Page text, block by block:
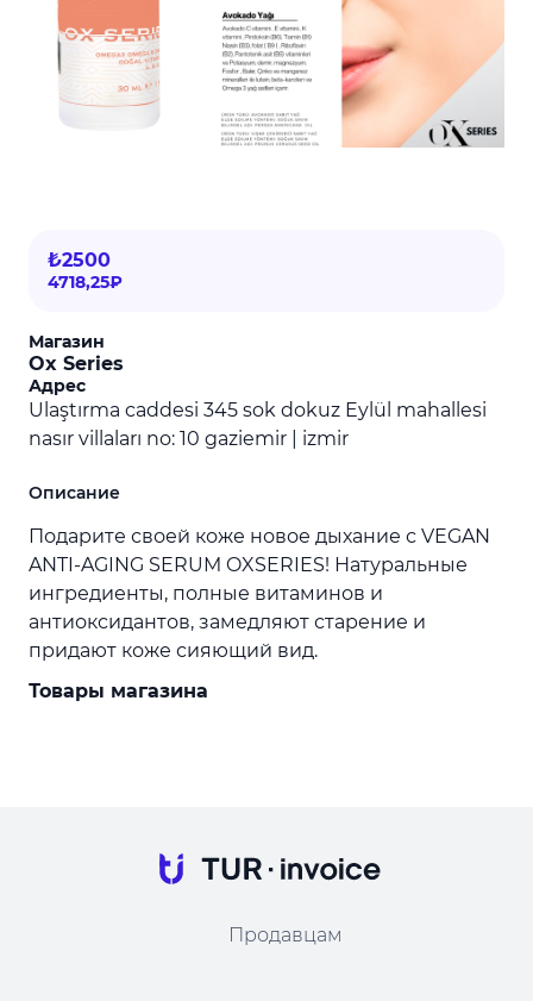
Магазин
Ox Series
Адрес
Ulaştırma caddesi 345 sok dokuz Eylül mahallesi
nasır villaları no: 10 gaziemir | izmir
₺2500
4718,25₽
Описание
Подарите своей коже новое дыхание с VEGAN
ANTI-AGING SERUM OXSERIES! Натуральные
ингредиенты, полные витаминов и
антиоксидантов, замедляют старение и
придают коже сияющий вид.
Товары магазина
Продавцам